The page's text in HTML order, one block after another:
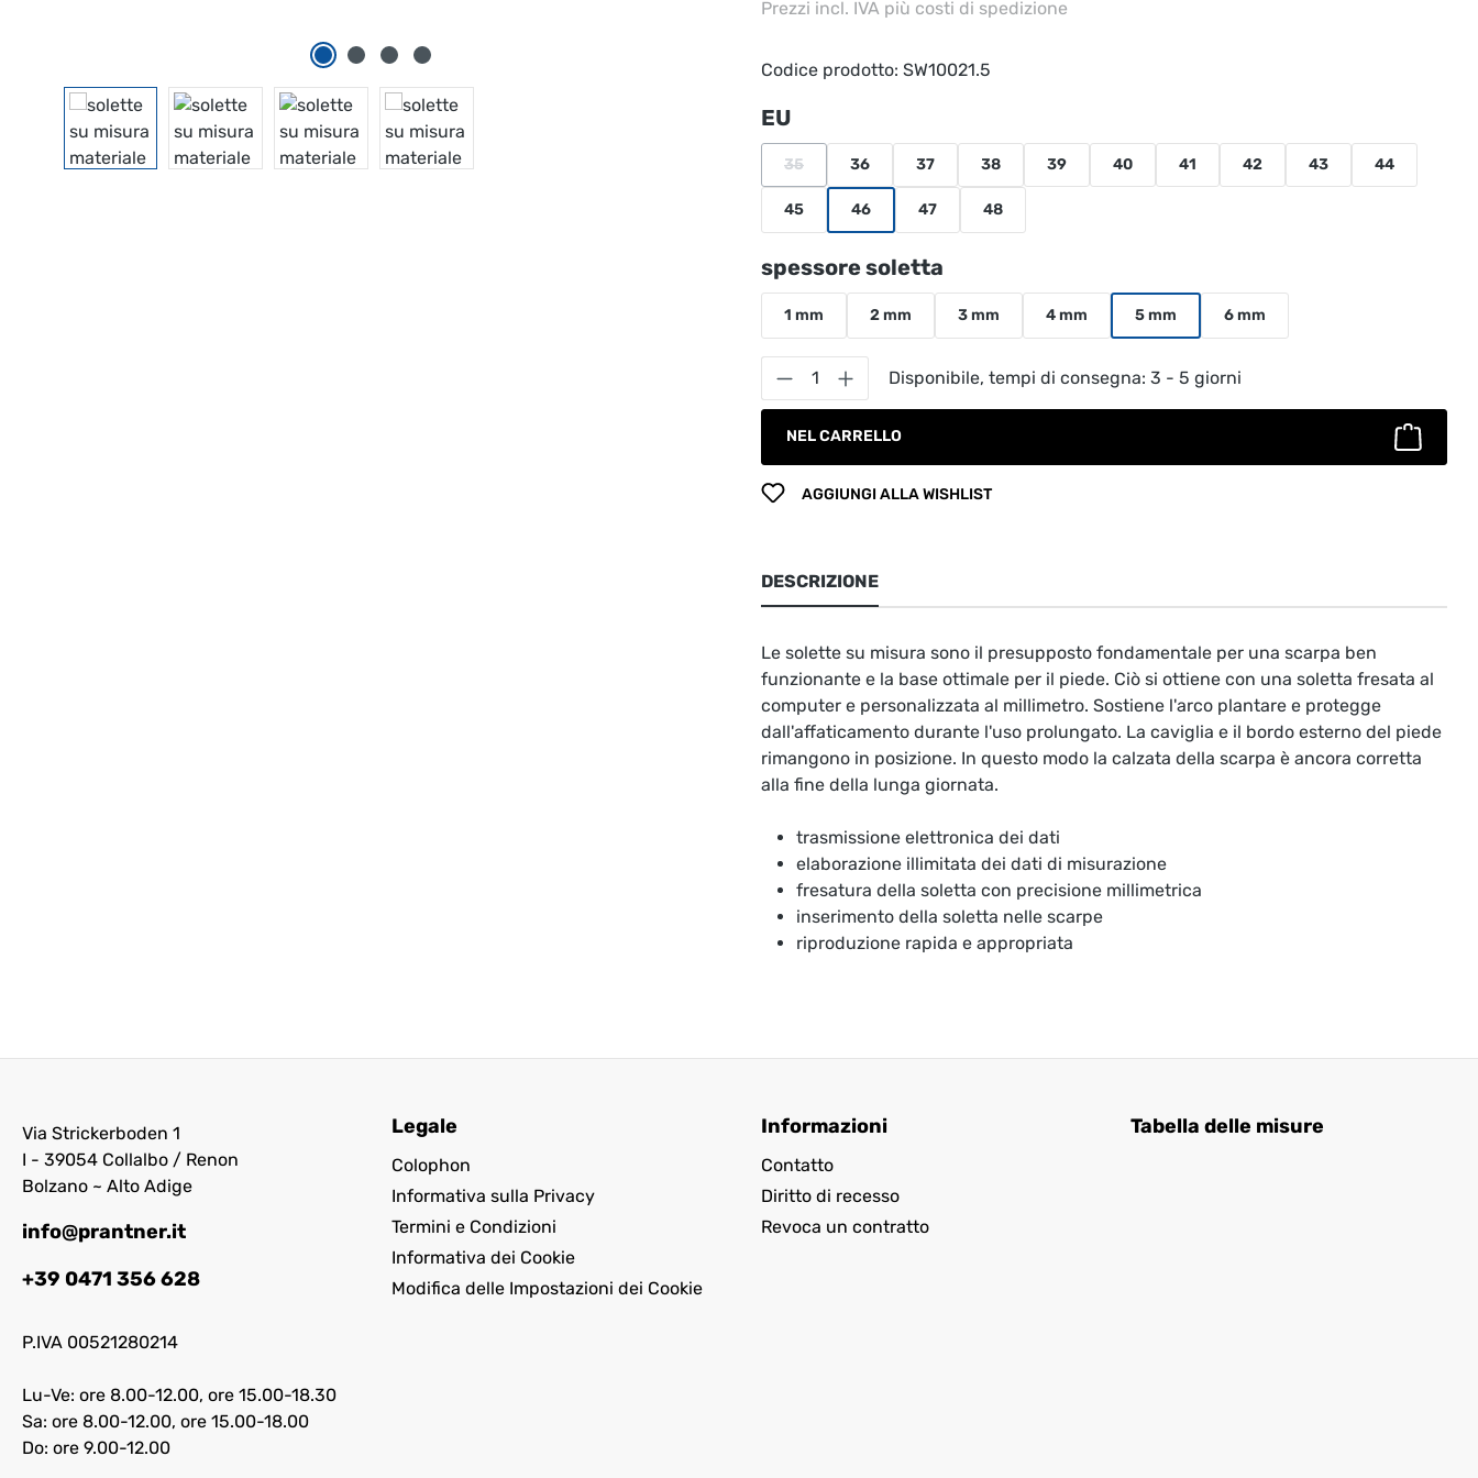
Prezzi incl. IVA più costi di spedizione
Codice prodotto: SW10021.5
Seleziona
EU
35
(Questa opzione non è al momento disponibile.)
36 37 38 39 40 41 42 43 44
45 46 47 48
Seleziona
spessore soletta
1 mm 2 mm 3 mm 4 mm 5 mm 6 mm
Quantità del prodotto: inserisci la quantità desiderata o
Disponibile, tempi di consegna: 3 - 5 giorni
NEL CARRELLO
AGGIUNGI ALLA WISHLIST
DESCRIZIONE
Le solette su misura sono il presupposto fondamentale per una scarpa ben
funzionante e la base ottimale per il piede. Ciò si ottiene con una soletta fresata al
computer e personalizzata al millimetro. Sostiene l'arco plantare e protegge
dall'affaticamento durante l'uso prolungato. La caviglia e il bordo esterno del piede
rimangono in posizione. In questo modo la calzata della scarpa è ancora corretta
alla fine della lunga giornata.
trasmissione elettronica dei dati
elaborazione illimitata dei dati di misurazione
fresatura della soletta con precisione millimetrica
inserimento della soletta nelle scarpe
riproduzione rapida e appropriata
Via Strickerboden 1
I - 39054 Collalbo / Renon
Bolzano ~ Alto Adige
info@prantner.it
+39 0471 356 628
P.IVA 00521280214
Lu-Ve: ore 8.00-12.00, ore 15.00-18.30
Sa: ore 8.00-12.00, ore 15.00-18.00
Do: ore 9.00-12.00
Legale
Colophon
Informativa sulla Privacy
Termini e Condizioni
Informativa dei Cookie
Modifica delle Impostazioni dei Cookie
Informazioni
Contatto
Diritto di recesso
Revoca un contratto
Tabella delle misure